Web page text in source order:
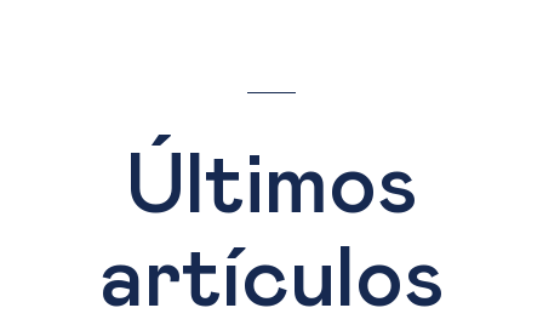
Últimos
artículos